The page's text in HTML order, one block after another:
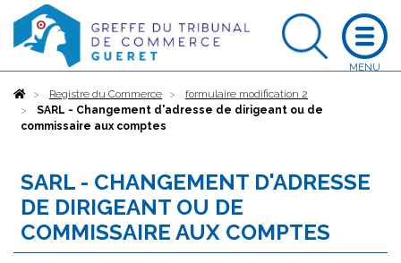
AccueilRegistre du Commerce
formulaire modification 2
SARL - Changement d'adresse de dirigeant ou de
commissaire aux comptes
SARL - CHANGEMENT D'ADRESSE
DE DIRIGEANT OU DE
COMMISSAIRE AUX COMPTES